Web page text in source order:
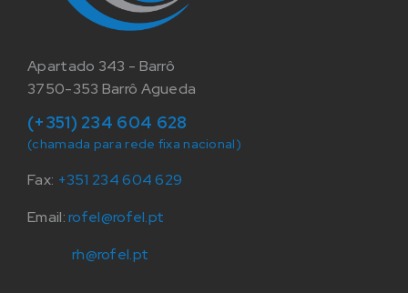
Apartado 343 - Barrô
3750-353 Barrô Agueda
(+351) 234 604 628
(chamada para rede fixa nacional)
Fax: +351 234 604 629
Email:rofel@rofel.pt
rh@rofel.pt